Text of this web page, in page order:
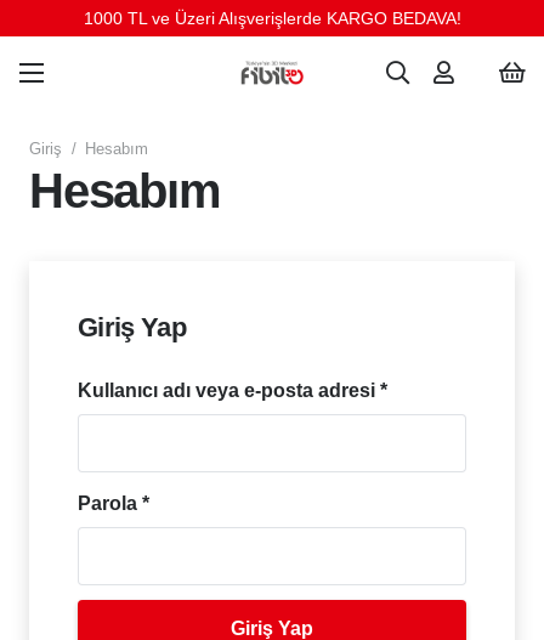
1000 TL ve Üzeri Alışverişlerde KARGO BEDAVA!
Giriş / Hesabım
Hesabım
Giriş Yap
Kullanıcı adı veya e-posta adresi *Gerekli
Parola *Gerekli
Giriş Yap